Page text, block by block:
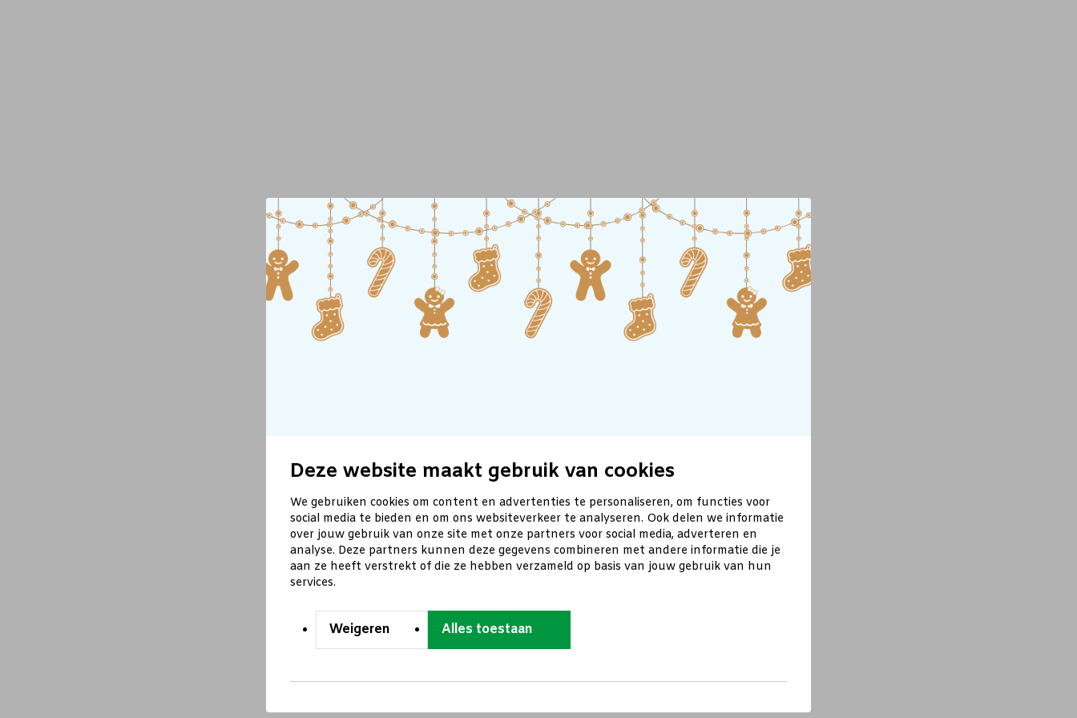
Deze website maakt gebruik van cookies
We gebruiken cookies om content en advertenties te personaliseren, om functies voor
social media te bieden en om ons websiteverkeer te analyseren. Ook delen we informatie
over jouw gebruik van onze site met onze partners voor social media, adverteren en
analyse. Deze partners kunnen deze gegevens combineren met andere informatie die je
aan ze heeft verstrekt of die ze hebben verzameld op basis van jouw gebruik van hun
services.
Weigeren Alles toestaan